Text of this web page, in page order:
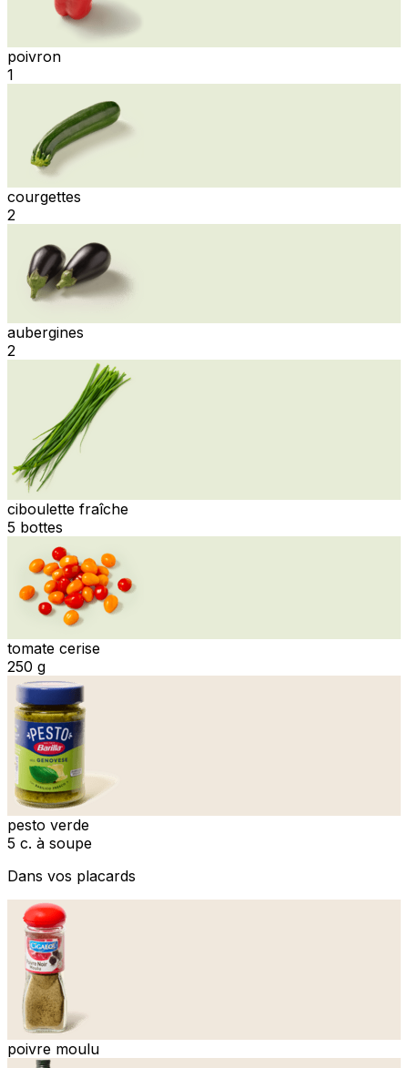
poivron
1
courgettes
2
aubergines
2
ciboulette fraîche
5 bottes
tomate cerise
250 g
pesto verde
5 c. à soupe
Dans vos placards
poivre moulu